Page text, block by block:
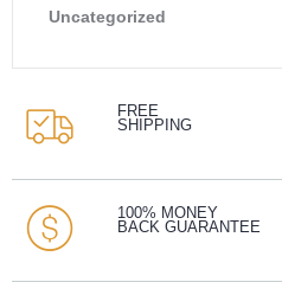
Uncategorized
FREE
SHIPPING
100% MONEY
BACK GUARANTEE